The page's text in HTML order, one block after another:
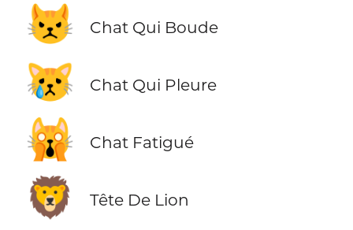
😾 Chat Qui Boude
😿 Chat Qui Pleure
🙀 Chat Fatigué
🦁 Tête De Lion